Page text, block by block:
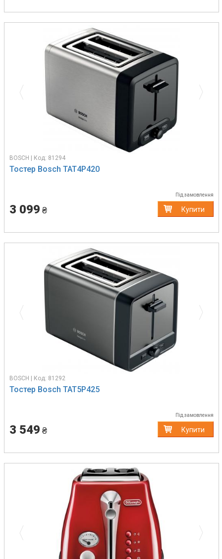
Previous
BOSCH | Код: 81294
Тостер Bosch TAT4P420
Під замовлення
3 099 ₴ Купити
Previous
BOSCH | Код: 81292
Тостер Bosch TAT5P425
Під замовлення
3 549 ₴ Купити